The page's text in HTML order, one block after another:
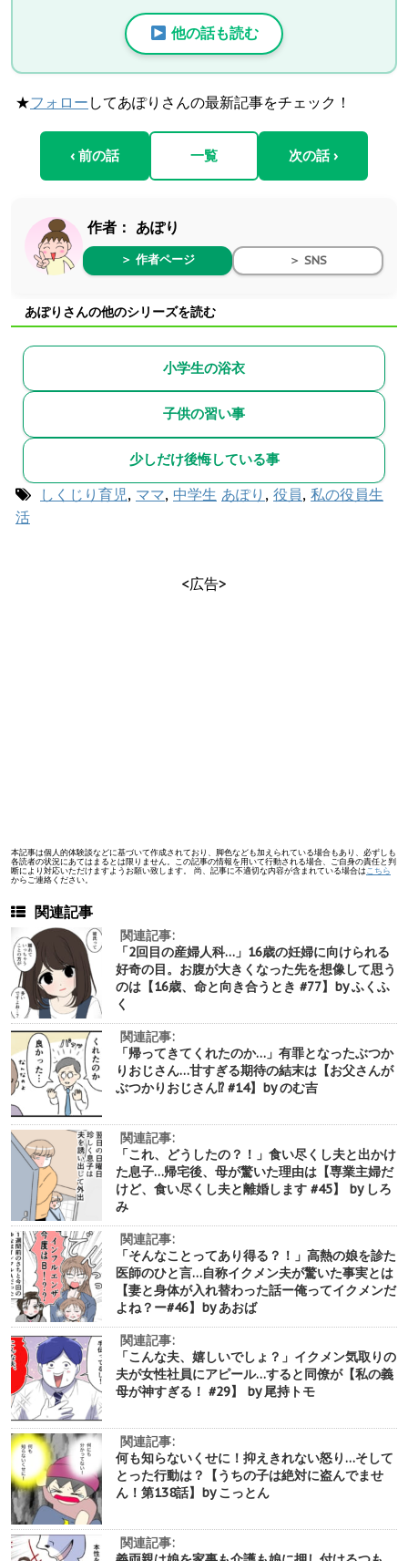
他の話も読む
★フォロー してあぽりさんの最新記事をチェック！
‹ 前の話 一覧 次の話 ›
作者： あぽり
＞ 作者ページ ＞ SNS
あぽりさんの他のシリーズを読む
小学生の浴衣
子供の習い事
少しだけ後悔している事
しくじり育児, ママ, 中学生 あぽり , 役員, 私の役員生
活
<広告>
本記事は個人的体験談などに基づいて作成されており、脚色なども加えられている場合もあり、必ずしも
各読者の状況にあてはまるとは限りません。この記事の情報を用いて行動される場合、ご自身の責任と判
断により対応いただけますようお願い致します。 尚、記事に不適切な内容が含まれている場合は こちら
からご連絡ください。
関連記事
関連記事:
「2回目の産婦人科…」16歳の妊婦に向けられる
好奇の目。お腹が大きくなった先を想像して思う
のは【16歳、命と向き合うとき #77】by ふくふ
く
関連記事:
「帰ってきてくれたのか…」有罪となったぶつか
りおじさん…甘すぎる期待の結末は【お父さんが
ぶつかりおじさん⁉︎ #14】by のむ吉
関連記事:
「これ、どうしたの？！」食い尽くし夫と出かけ
た息子…帰宅後、母が驚いた理由は【専業主婦だ
けど、食い尽くし夫と離婚します #45】 by しろ
み
関連記事:
「そんなことってあり得る？！」高熱の娘を診た
医師のひと言…自称イクメン夫が驚いた事実とは
【妻と身体が入れ替わった話ー俺ってイクメンだ
よね？ー#46】by あおば
関連記事:
「こんな夫、嬉しいでしょ？」イクメン気取りの
夫が女性社員にアピール…すると同僚が【私の義
母が神すぎる！ #29】 by 尾持トモ
関連記事:
何も知らないくせに！抑えきれない怒り…そして
とった行動は？【うちの子は絶対に盗んでませ
ん！第138話】by こっとん
関連記事: